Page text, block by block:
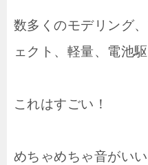
数多くのモデリング
ェクト、軽量、電池
これはすごい！
めちゃめちゃ音がいい